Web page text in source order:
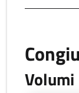
Volumi